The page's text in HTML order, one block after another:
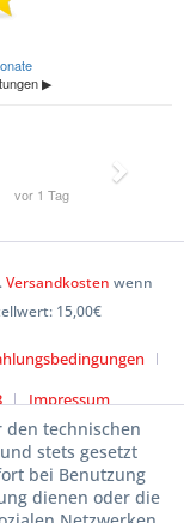
Versandkosten wenn
15,00€
Impressum
den technischen
stets gesetzt
bei Benutzung
dienen oder die